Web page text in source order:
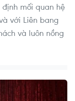
mối quan hệ
với Liên bang
và luôn nồng